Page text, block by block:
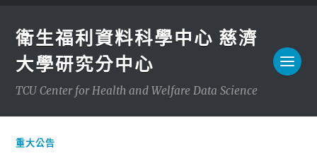
衛生福利資料科學中心 慈濟
大學研究分中心
TCU Center for Health and Welfare Data Science
重大公告